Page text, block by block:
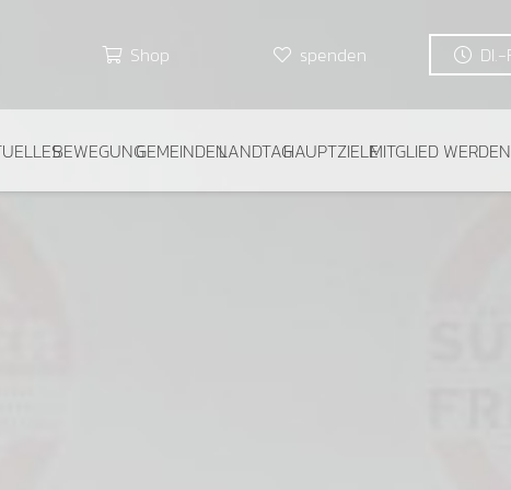
Shop spenden
BEWEGUNGGEMEINDENLANDTAGHAUPTZIELEMITGLIED WERDEN